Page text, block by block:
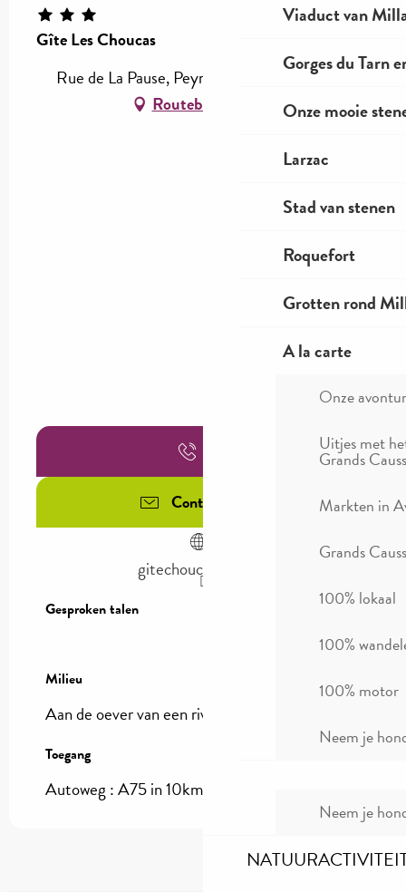
Viaduct van
Gorges du Tarn
Onze mooie
Larzac
Stad van stenen
Roquefort
Grotten rond
A la carte
Onze
Uitjes met
Grands
Markten in
Grands
100% lokaal
100%
100% motor
Neem je
Neem je
Gîte Les Choucas
Rue de La Pause, Peyre, 12100 Comprégnac
Routebeschrijving
Contacteer ons
gitechoucaspeyre.fr
Gesproken talen
Gesproken talen
Milieu
Milieu
Aan de oever van een rivier :
Toegang
Toegang
Autoweg : A75 in 10km